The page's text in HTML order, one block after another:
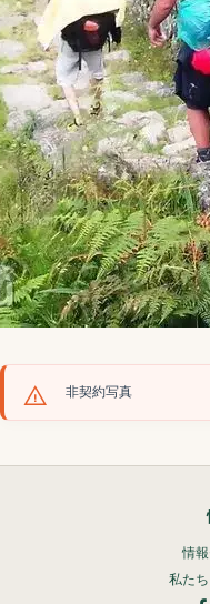
非契約写真
情
私た